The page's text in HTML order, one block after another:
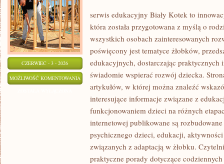
CZERWIEC - 3 - 2026
MOŻLIWOŚĆ KOMENTOWANIA ROZWÓJ
DZIECKA
serwis edukacyjny Biały Kotek to
która została przygotowana z myślą o
wszystkich osobach zainteresowanych
poświęcony jest tematyce żłobków,
edukacyjnych, dostarczając
świadomie wspierać rozwój dziecka.
artykułów, w której można znaleźć
interesujące informacje związane z
funkcjonowaniem dzieci na różnych
internetowej publikowane są
psychicznego dzieci, edukacji,
związanych z adaptacją w żłobku.
praktyczne porady dotyczące